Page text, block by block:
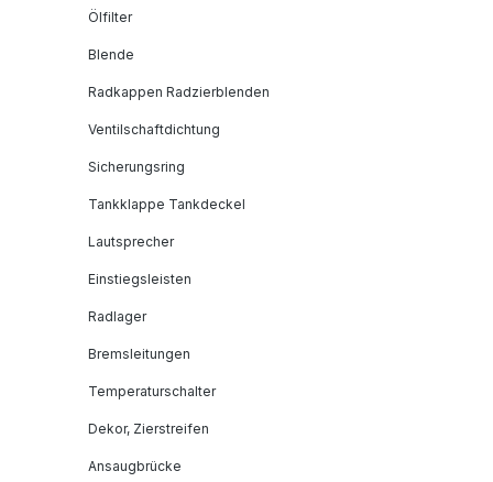
Ölfilter
Blende
Radkappen Radzierblenden
Ventilschaftdichtung
Sicherungsring
Tankklappe Tankdeckel
Lautsprecher
Einstiegsleisten
Radlager
Bremsleitungen
Temperaturschalter
Dekor, Zierstreifen
Ansaugbrücke